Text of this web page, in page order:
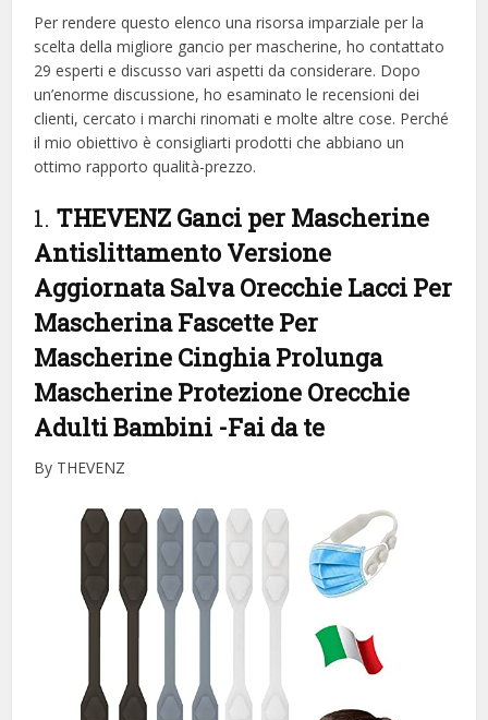
Per rendere questo elenco una risorsa imparziale per la
scelta della migliore gancio per mascherine, ​​ho contattato
29 esperti e discusso vari aspetti da considerare. Dopo
un’enorme discussione, ho esaminato le recensioni dei
clienti, cercato i marchi rinomati e molte altre cose. Perché
il mio obiettivo è consigliarti prodotti che abbiano un
ottimo rapporto qualità-prezzo.
1. THEVENZ Ganci per Mascherine
Antislittamento Versione
Aggiornata Salva Orecchie Lacci Per
Mascherina Fascette Per
Mascherine Cinghia Prolunga
Mascherine Protezione Orecchie
Adulti Bambini -Fai da te
By THEVENZ